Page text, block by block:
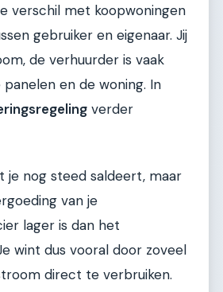
verschil met koopwoningen
gebruiker en eigenaar. Jij
de verhuurder is vaak
en de woning. In
verder
je nog steed saldeert, maar
van je
lager is dan het
wint dus vooral door zoveel
direct te verbruiken.